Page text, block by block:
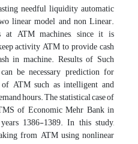
needful liquidity automatic
linear model and non Linear.
at ATM machines, since it is
activity ATM to provide cash
in machine. Results of Such
be necessary prediction for
ATM such as intelligent and
hours. The statistical case of
of Economic Mehr Bank in
1386-1389. In this study,
from ATM using nonlinear